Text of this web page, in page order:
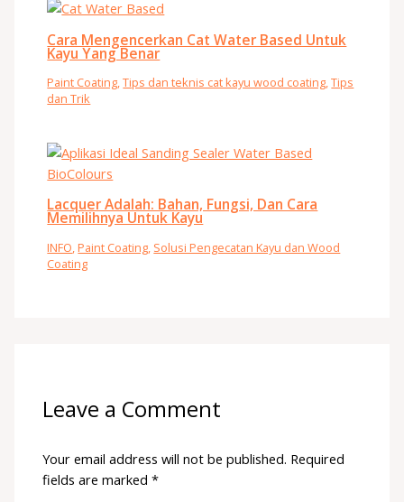
Cara Mengencerkan Cat Water Based Untuk
Kayu Yang Benar
Paint Coating,Tips dan teknis cat kayu wood coating,Tips
dan Trik
Lacquer Adalah: Bahan, Fungsi, Dan Cara
Memilihnya Untuk Kayu
INFO,Paint Coating, Solusi Pengecatan Kayu dan Wood
Coating
Leave a Comment
Your email address will not be published. Required
fields are marked*